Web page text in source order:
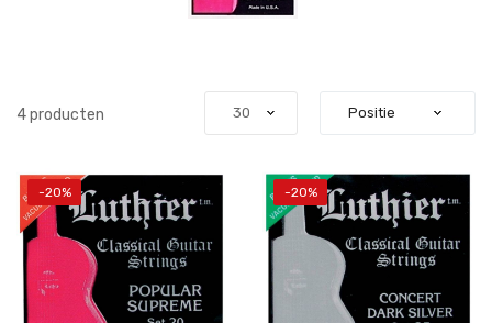
4producten
-20% -20%